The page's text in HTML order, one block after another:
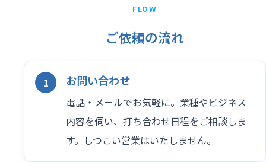
FLOW
ご依頼の流れ
お問い合わせ
電話・メールでお気軽に。業種やビジネス
内容を伺い、打ち合わせ日程をご相談しま
す。しつこい営業はいたしません。